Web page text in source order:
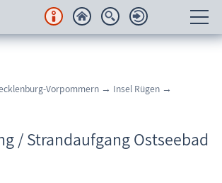
Vorpommern → Insel Rügen →
/ Strandaufgang Ostseebad